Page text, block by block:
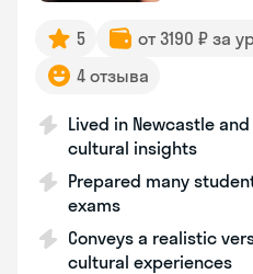
5 от 3190 ₽ за
4 отзыва
Lived in Newcastle
cultural insights
Prepared many
exams
Conveys a realistic
cultural experiences